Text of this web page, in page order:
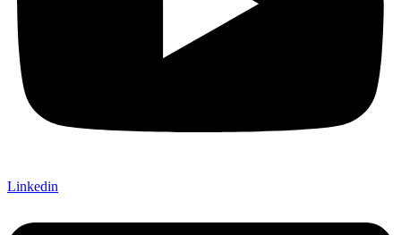
Linkedin